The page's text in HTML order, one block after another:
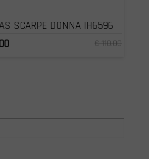
SCARPE DONNA IH6596
€ 110.00